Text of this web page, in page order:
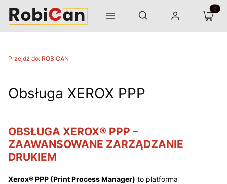
Menu Otwórz wyszukiwarkę
Szukaj Zaloguj się Koszyk
Przejdź do: ROBICAN
Obsługa XEROX PPP
OBSŁUGA XEROX® PPP –
ZAAWANSOWANE ZARZĄDZANIE
DRUKIEM
Xerox® PPP (Print Process Manager) to platforma